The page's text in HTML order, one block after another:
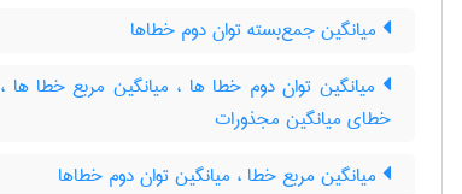
میانگین جمع‌بسته توان دوم خطاها
میانگین توان دوم خطا ها ، میانگین مربع خطا ها ،
خطای میانگین مجذورات
میانگین مربع خطا ، میانگین توان دوم خطاها